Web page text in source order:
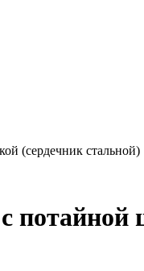
(сердечник стальной)